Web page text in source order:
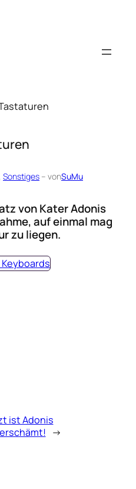
Sonstiges – vonSuMu
von Kater Adonis
auf einmal mag
zu liegen.
ist Adonis
→